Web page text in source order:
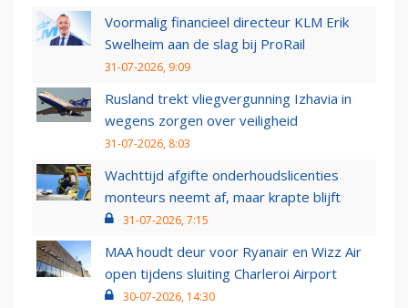
Voormalig financieel directeur KLM Erik
Swelheim aan de slag bij ProRail
31-07-2026, 9:09
Rusland trekt vliegvergunning Izhavia in
wegens zorgen over veiligheid
31-07-2026, 8:03
Wachttijd afgifte onderhoudslicenties
monteurs neemt af, maar krapte blijft
31-07-2026, 7:15
MAA houdt deur voor Ryanair en Wizz Air
open tijdens sluiting Charleroi Airport
30-07-2026, 14:30